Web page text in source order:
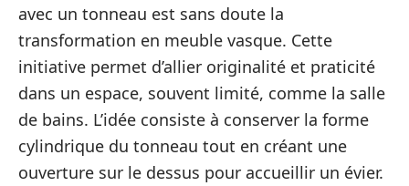
avec un tonneau est sans doute la
transformation en meuble vasque. Cette
initiative permet d’allier originalité et praticité
dans un espace, souvent limité, comme la salle
de bains. L’idée consiste à conserver la forme
cylindrique du tonneau tout en créant une
ouverture sur le dessus pour accueillir un évier.